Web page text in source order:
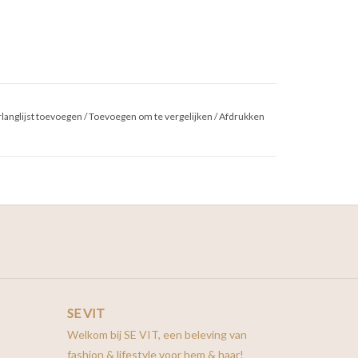
toevoegen /Toevoegen om te vergelijken /Afdrukken
SE VIT
Welkom bij SE VIT, een beleving van
fashion & lifestyle voor hem & haar!